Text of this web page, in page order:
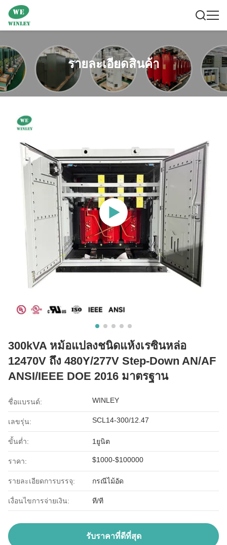
รายละเอียดสินค้า
300kVA หม้อแปลงชนิดแห้งเรซินหล่อ
12470V ถึง 480Y/277V Step-Down AN/AF
ANSI/IEEE DOE 2016 มาตรฐาน
ชื่อแบรนด์: WINLEY
เลขรุ่น: SCL14-300/12.47
ขั้นต่ำ: 1ยูนิต
ราคา: $1000-$100000
รายละเอียดการบรรจุ: กรณีไม้อัด
เงื่อนไขการจ่ายเงิน: ที/ที
รับราคาที่ดีที่สุด